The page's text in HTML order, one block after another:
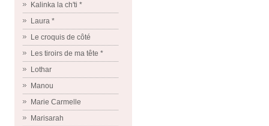
Kalinka la ch'ti *
Laura *
Le croquis de côté
Les tiroirs de ma tête *
Lothar
Manou
Marie Carmelle
Marisarah